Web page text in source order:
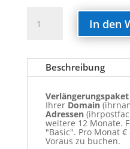
Hosting-
Verlängerung
Menge
In den
Beschreibung
Ihrer Domain
Adressen
weitere 12 Monate.
"Basic". Pro Monat €
Voraus zu buchen.